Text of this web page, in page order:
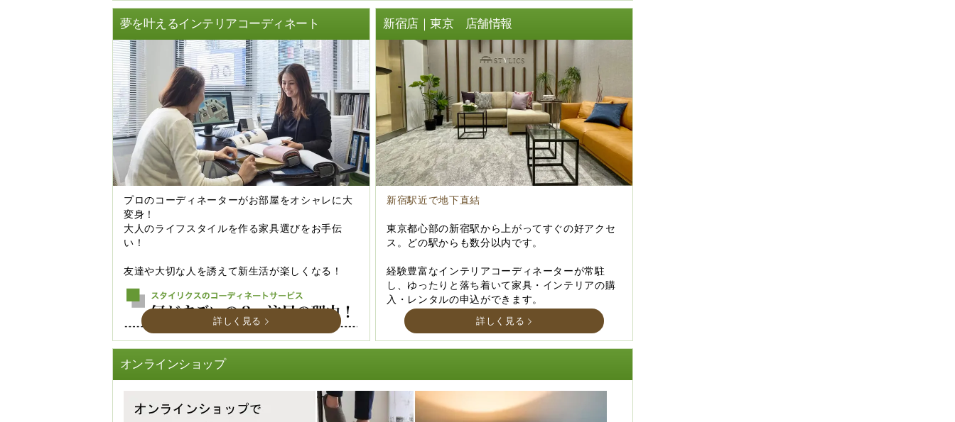
夢を叶えるインテリアコーディネート
プロのコーディネーターがお部屋をオシャレに大
変身！
大人のライフスタイルを作る家具選びをお手伝
い！
友達や大切な人を誘えて新生活が楽しくなる！
詳しく見る
新宿店｜東京 店舗情報
新宿駅近で地下直結
東京都心部の新宿駅から上がってすぐの好アクセ
ス。どの駅からも数分以内です。
経験豊富なインテリアコーディネーターが常駐
し、ゆったりと落ち着いて家具・インテリアの購
入・レンタルの申込ができます。
詳しく見る
オンラインショップ